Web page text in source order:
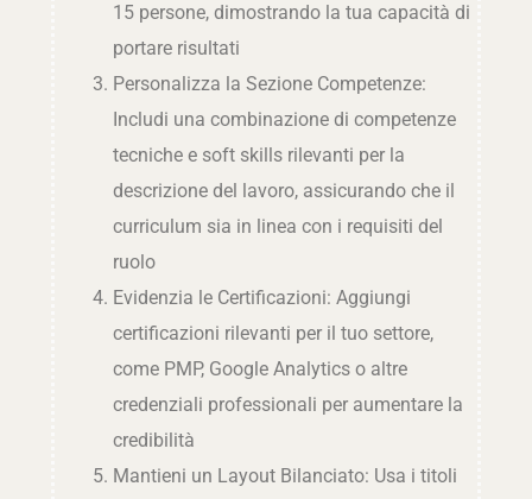
15 persone, dimostrando la tua capacità di
portare risultati
Personalizza la Sezione Competenze:
Includi una combinazione di competenze
tecniche e soft skills rilevanti per la
descrizione del lavoro, assicurando che il
curriculum sia in linea con i requisiti del
ruolo
Evidenzia le Certificazioni: Aggiungi
certificazioni rilevanti per il tuo settore,
come PMP, Google Analytics o altre
credenziali professionali per aumentare la
credibilità
Mantieni un Layout Bilanciato: Usa i titoli